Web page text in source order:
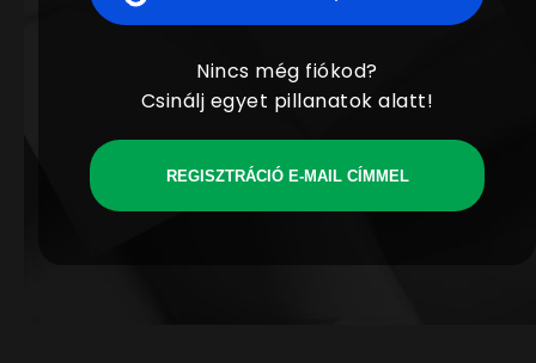
Nincs még fiókod?
Csinálj egyet pillanatok alatt!
REGISZTRÁCIÓ E-MAIL CÍMMEL